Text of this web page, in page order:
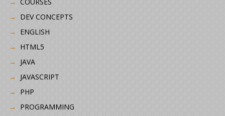
DEV CONCEPTS
ENGLISH
HTML5
JAVA
JAVASCRIPT
PHP
PROGRAMMING